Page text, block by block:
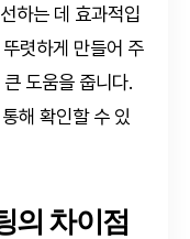
하는 데 효과적입
렷하게 만들어 주
도움을 줍니다.
해 확인할 수 있
의 차이점